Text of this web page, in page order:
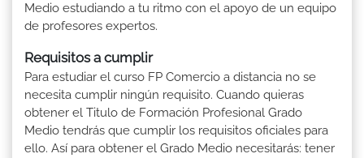
Medio estudiando a tu ritmo con el apoyo de un equipo
de profesores expertos.
Requisitos a cumplir
Para estudiar el curso FP Comercio a distancia no se
necesita cumplir ningún requisito. Cuando quieras
obtener el Titulo de Formación Profesional Grado
Medio tendrás que cumplir los requisitos oficiales para
ello. Así para obtener el Grado Medio necesitarás: tener